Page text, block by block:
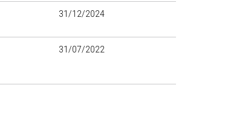
31/12/2024
31/07/2022